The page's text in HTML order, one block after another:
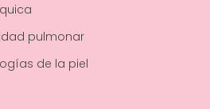
pulmonar
de la piel